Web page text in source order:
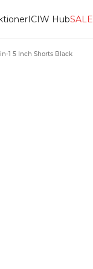
ICIW HubSALE
1 5 Inch Shorts Black